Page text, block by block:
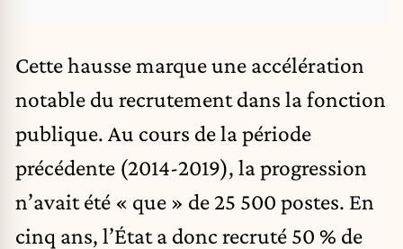
Cette hausse marque une accélération
notable du recrutement dans la fonction
publique. Au cours de la période
précédente (2014-2019), la progression
n’avait été « que » de 25 500 postes. En
cinq ans, l’État a donc recruté 50 % de